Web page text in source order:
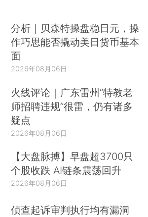
分析｜贝森特操盘稳日元，操
作巧思能否撬动美日货币基本
面
2026年08月06日
火线评论｜广东雷州“特教老
师招聘违规”很雷，仍有诸多
疑点
2026年08月06日
【大盘脉搏】早盘超3700只
个股收跌 AI链条震荡回升
2026年08月06日
侦查起诉审判执行均有漏洞